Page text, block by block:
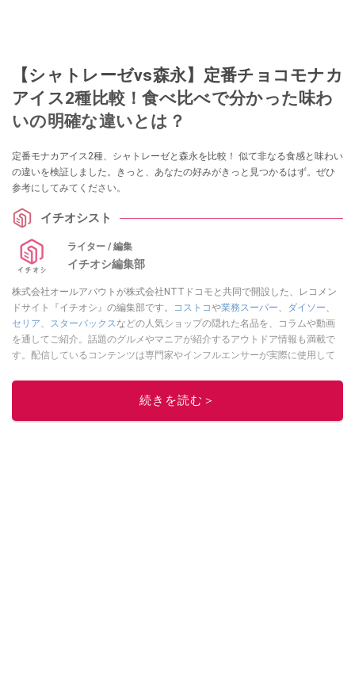
【シャトレーゼvs森永】定番チョコモナカ
アイス2種比較！食べ比べで分かった味わ
いの明確な違いとは？
定番モナカアイス2種、シャトレーゼと森永を比較！ 似て非なる食感と味わい
の違いを検証しました。きっと、あなたの好みがきっと見つかるはず。ぜひ
参考にしてみてください。
イチオシスト
ライター / 編集
イチオシ編集部
株式会社オールアバウトが株式会社NTTドコモと共同で開設した、レコメン
ドサイト『イチオシ』の編集部です。
コストコや業務スーパー、 ダイソー、
セリア、 スターバックスなどの人気ショップの隠れた名品を、コラムや動画
を通してご紹介。話題のグルメやマニアが紹介するアウトドア情報も満載で
す。配信しているコンテンツは専門家やインフルエンサーが実際に使用して
ニュースでフォロー
続きを読む＞